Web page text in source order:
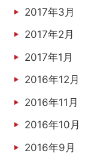
2017年3月
2017年2月
2017年1月
2016年12月
2016年11月
2016年10月
2016年9月